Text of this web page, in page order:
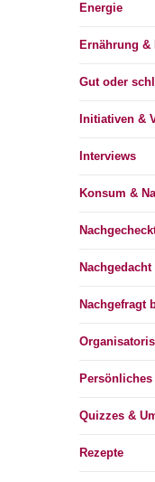
Energie
Ernährung
Gut oder
Initiativen &
Interviews
Konsum &
Nachgedacht
Nachgefragt
Persönliches
Quizzes &
Rezepte